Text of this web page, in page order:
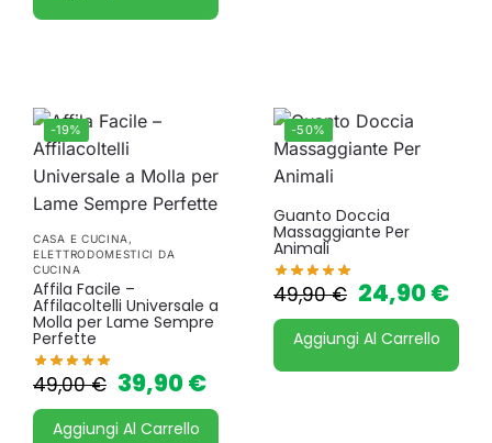
-19%
CASA E CUCINA ,
ELETTRODOMESTICI DA
CUCINA
Affila Facile –
Affilacoltelli Universale a
Molla per Lame Sempre
Perfette
49,00€ 39,90€
Aggiungi Al Carrello
-50%
Guanto Doccia
Massaggiante Per
Animali
49,90€ 24,90€
Aggiungi Al Carrello